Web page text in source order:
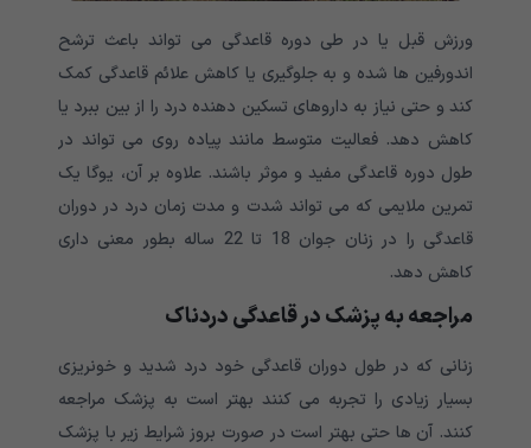
ورزش قبل یا در طی دوره قاعدگی می تواند باعث ترشح
اندورفین ها شده و به جلوگیری یا کاهش علائم قاعدگی کمک
کند و حتی نیاز به داروهای تسکین دهنده درد را از بین ببرد یا
کاهش دهد. فعالیت متوسط مانند پیاده روی می تواند در
طول دوره قاعدگی مفید و موثر باشند. علاوه بر آن، یوگا یک
تمرین ملایمی که می تواند شدت و مدت زمان درد در دوران
قاعدگی را در زنان جوان 18 تا 22 ساله بطور معنی داری
کاهش دهد.
مراجعه به پزشک در قاعدگی دردناک
زنانی که در طول دوران قاعدگی خود درد شدید و خونریزی
بسیار زیادی را تجربه می کنند بهتر است به پزشک مراجعه
کنند. آن ها حتی بهتر است در صورت بروز شرایط زیر با پزشک